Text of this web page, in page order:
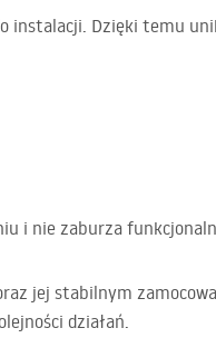
instalacji. Dzięki temu
i nie zaburza
jej stabilnym
działań.